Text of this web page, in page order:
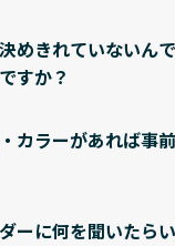
めきれていないん
すか？
カラーがあれば事
ーに何を聞いたら